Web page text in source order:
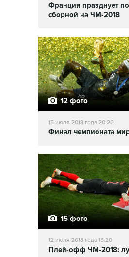
Франция празднует
сборной на ЧМ-2018
12 фото
15 июля 2018 года 20:20
Финал чемпионата
15 фото
12 июля 2018 года 15:20
Плей-офф ЧМ-2018: